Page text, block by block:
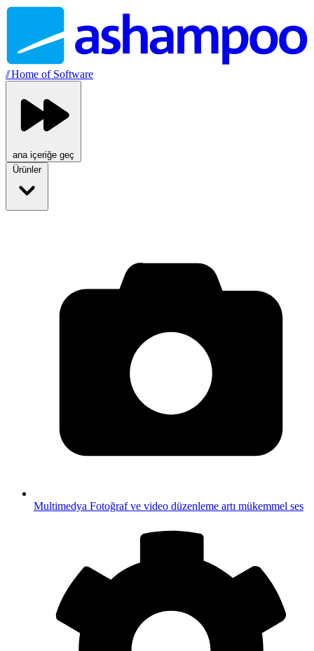
//Home of Software
ana içeriğe geç
Ürünler
Multimedya Fotoğraf ve video düzenleme artı mükemmel ses